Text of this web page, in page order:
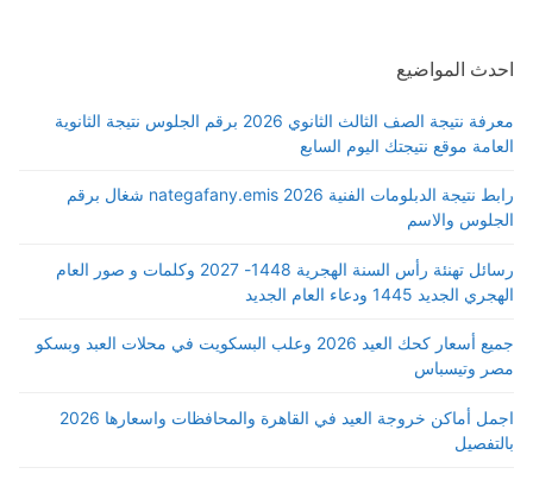
احدث المواضيع
معرفة نتيجة الصف الثالث الثانوي 2026 برقم الجلوس نتيجة الثانوية
العامة موقع نتيجتك اليوم السابع
رابط نتيجة الدبلومات الفنية 2026 nategafany.emis شغال برقم
الجلوس والاسم
رسائل تهنئة رأس السنة الهجرية 1448- 2027 وكلمات و صور العام
الهجري الجديد 1445 ودعاء العام الجديد
جميع أسعار كحك العيد 2026 وعلب البسكويت في محلات العبد وبسكو
مصر وتيسباس
اجمل أماكن خروجة العيد في القاهرة والمحافظات واسعارها 2026
بالتفصيل